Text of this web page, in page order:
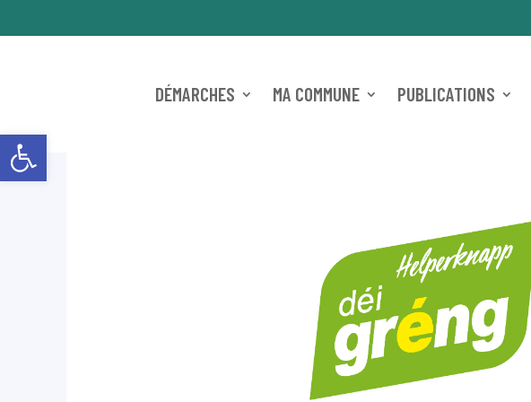
Ouvrir la barre d’outils
DÉMARCHES MA COMMUNE PUBLICATIONS